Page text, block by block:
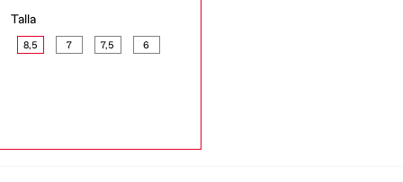
Talla
8,5 7 7,5 6